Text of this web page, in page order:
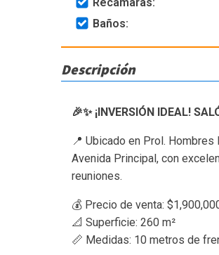
Baños:
Descripción
🎉✨ ¡INVERSIÓN IDEAL!
📍 Ubicado en Prol.
Avenida Principal, con
reuniones.
💰 Precio de venta:
📐 Superficie: 260 m²
📏 Medidas: 10 metros de